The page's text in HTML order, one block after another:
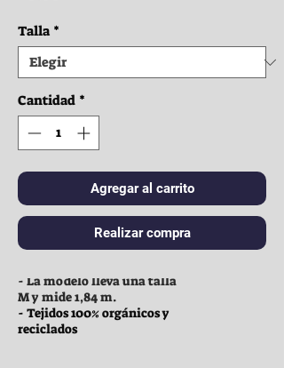
Ropa:
- La modelo lleva una talla
M y mide 1,84 m.
- Tejidos 100% orgánicos y
reciclados
Talla *
Cantidad *
Agregar al carrito
Realizar compra